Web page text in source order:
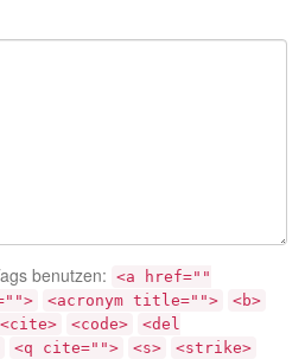
benutzen: <a href=""
<acronym title="">
<b>
<cite> <code>
<del
<q cite=""> <s>
<strike>